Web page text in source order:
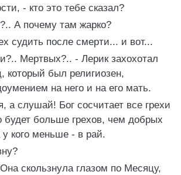
- кто это тебе сказал?
А почему там жарко?
судить после смерти... и вот...
Мертвых?.. - Лерик захохотал
который был религиозен,
на него и на его мать.
а слушай! Бог сосчитает все грехи
будет больше грехов, чем добрых
у кого меньше - в рай.
скользнула глазом по Месяцу,